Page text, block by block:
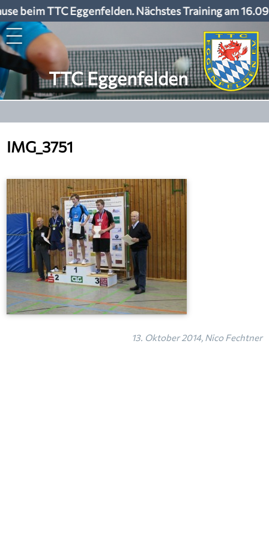
beim TTC Eggenfelden. Nächstes Training am
TTC Eggenfelden
IMG_3751
13. Oktober 2014, Nico Fechtner